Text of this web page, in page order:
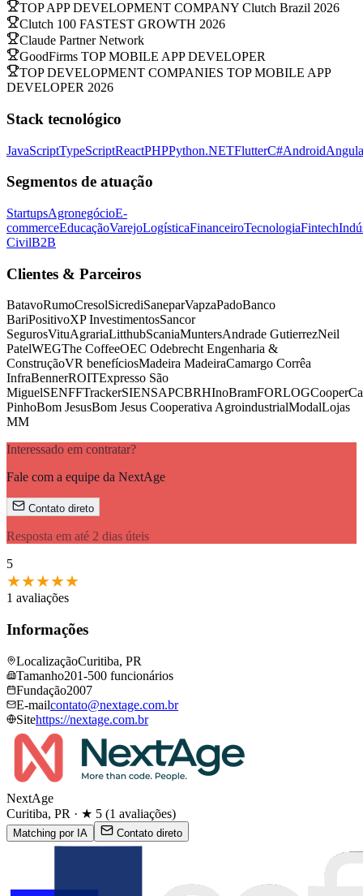
TOP APP DEVELOPMENT COMPANY Clutch Brazil 2026
Clutch 100 FASTEST GROWTH 2026
Claude Partner Network
GoodFirms TOP MOBILE APP DEVELOPER
TOP DEVELOPMENT COMPANIES TOP MOBILE APP
DEVELOPER 2026
Stack tecnológico
JavaScriptTypeScriptReactPHPPython.NETFlutterC#Android
Segmentos de atuação
StartupsAgronegócioE-
commerceEducaçãoVarejoLogísticaFinanceiroTecnologiaFintech
CivilB2B
Clientes & Parceiros
BatavoRumoCresolSicrediSaneparVapzaPadoBanco
BariPositivoXP InvestimentosSancor
SegurosVituAgrariaLitthubScaniaMuntersAndrade GutierrezNeil
PatelWEGThe CoffeeOEC Odebrecht Engenharia &
ConstruçãoVR benefíciosMadeira MadeiraCamargo Corrêa
InfraBennerROITExpresso São
MiguelSENFFTrackerSIENSAPCBRHInoBramFORLOG
PinhoBom JesusBom Jesus Cooperativa AgroindustrialModalLojas
MM
Interessado em contratar?
Fale com a equipe da NextAge
Contato direto
Resposta em até 2 dias úteis
5
★★★★★
1 avaliações
Informações
LocalizaçãoCuritiba, PR
Tamanho201-500 funcionários
Fundação2007
E-mailcontato@​nextage.​com.​br
Sitehttps://nextage.​com.​br
NextAge
Curitiba, PR · ★ 5 (1 avaliações)
Matching por IA Contato direto